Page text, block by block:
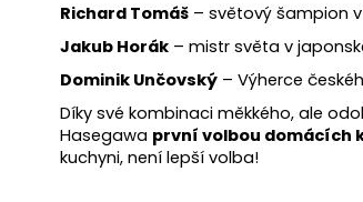
Richard Tomáš – světový šampion
Jakub Horák – mistr světa v
Dominik Unčovský – Výherce
Díky své kombinaci měkkého, ale
Hasegawa první volbou domácích
kuchyni, není lepší volba!